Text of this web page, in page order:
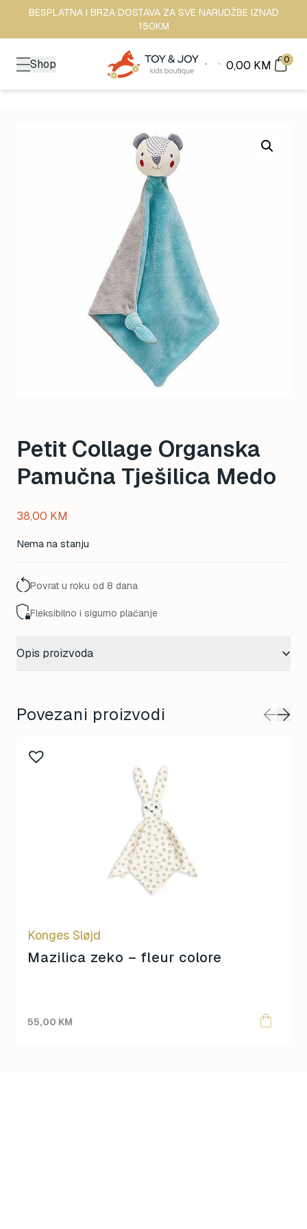
BESPLATNA I BRZA DOSTAVA ZA SVE NARUDŽBE IZNAD
150KM
Shop 0,00 KM 0
Petit Collage Organska
Pamučna Tješilica Medo
38,00 KM
Nema na stanju
Povrat u roku od 8 dana
Fleksibilno i sigurno plaćanje
Opis proizvoda
Povezani proizvodi
Konges Sløjd
Mazilica zeko – fleur colore
55,00 KM